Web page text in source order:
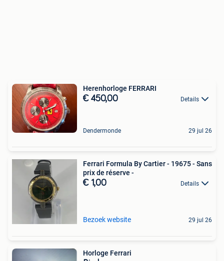
Herenhorloge FERRARI
€ 450,00 Details
Dendermonde 29 jul 26
Ferrari Formula By Cartier - 19675 - Sans
prix de réserve -
€ 1,00 Details
Bezoek website 29 jul 26
Horloge Ferrari